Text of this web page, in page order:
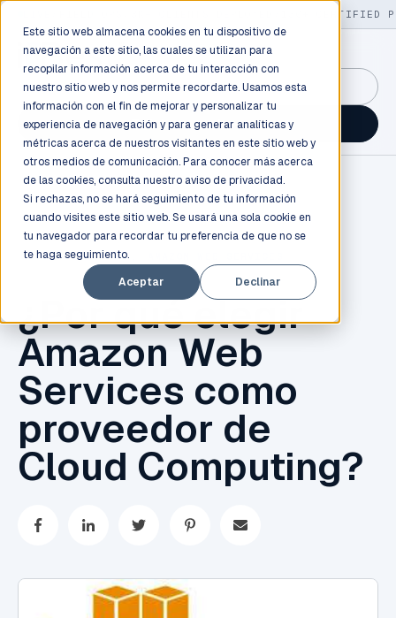
Este sitio web almacena cookies en tu dispositivo de
navegación a este sitio, las cuales se utilizan para
recopilar información acerca de tu interacción con
nuestro sitio web y nos permite recordarte. Usamos esta
información con el fin de mejorar y personalizar tu
experiencia de navegación y para generar analíticas y
métricas acerca de nuestros visitantes en este sitio web y
otros medios de comunicación. Para conocer más acerca
de las cookies, consulta nuestro aviso de privacidad.
Si rechazas, no se hará seguimiento de tu información
cuando visites este sitio web. Se usará una sola cookie en
tu navegador para recordar tu preferencia de que no se
te haga seguimiento.
Aceptar
Declinar
130+ CERTIFIED
GuidancePlex →
Talk to an engineer →
CLOUD COMPUTING
¿Por qué elegir
Amazon Web
Services como
proveedor de
Cloud Computing?